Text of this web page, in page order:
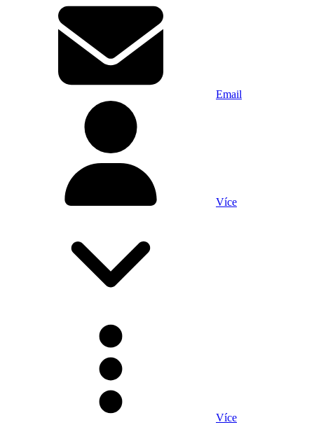
Email
Více
Více